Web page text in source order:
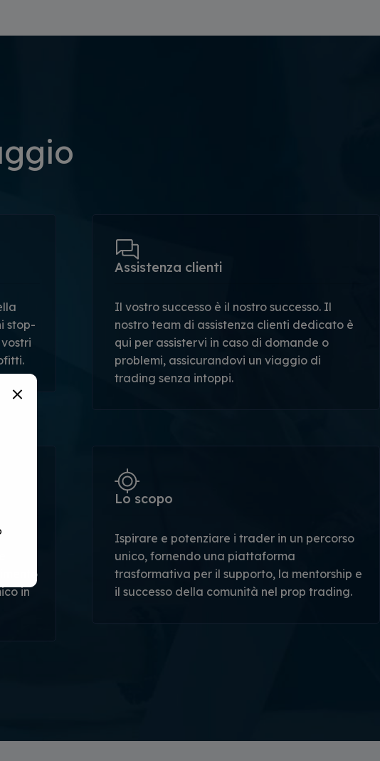
stop-
Assistenza clienti
Il vostro successo è il nostro successo. Il
nostro team di assistenza clienti dedicato è
qui per assistervi in caso di domande o
problemi, assicurandovi un viaggio di
trading senza intoppi.
in
Lo scopo
Ispirare e potenziare i trader in un percorso
unico, fornendo una piattaforma
trasformativa per il supporto, la mentorship e
il successo della comunità nel prop trading.